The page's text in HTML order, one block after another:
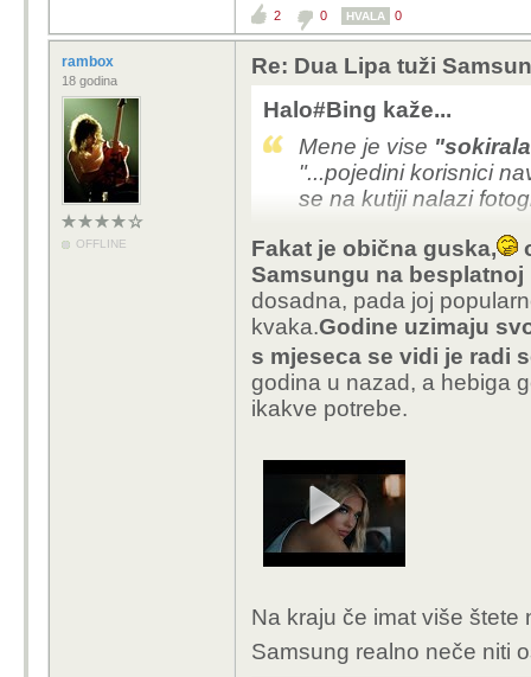
2 0 HVALA 0
rambox
18 godina
OFFLINE
Re: Dua Lipa tuži
Halo#Bing kaže...
Mene je vise
"...pojedini korisnici
se na kutiji nalazi
Fakat je obična guska,
Samsungu na
dosadna, pada joj
kvaka.Godine uzimaju
s mjeseca se vidi je radi
godina u nazad, a hebiga
ikakve potrebe.
Na kraju če imat više
Samsung realno neče niti